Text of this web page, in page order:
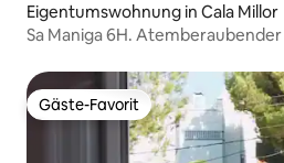
Eigentumswohnung in Cala Millor
Sa Maniga 6H.
Gäste-Favorit
Gäste-Favorit